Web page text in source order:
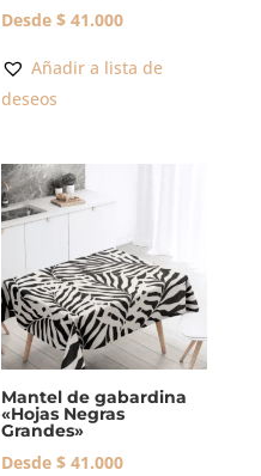
Desde $ 41.000
Añadir a lista de
deseos
Mantel de gabardina
«Hojas Negras
Grandes»
Desde $ 41.000